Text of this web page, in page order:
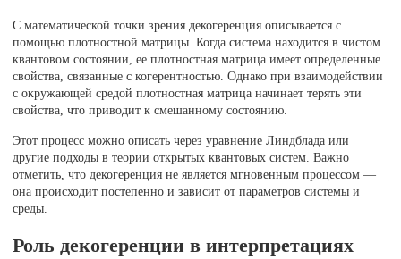
С математической точки зрения декогеренция описывается с
помощью плотностной матрицы. Когда система находится в чистом
квантовом состоянии, ее плотностная матрица имеет определенные
свойства, связанные с когерентностью. Однако при взаимодействии
с окружающей средой плотностная матрица начинает терять эти
свойства, что приводит к смешанному состоянию.
Этот процесс можно описать через уравнение Линдблада или
другие подходы в теории открытых квантовых систем. Важно
отметить, что декогеренция не является мгновенным процессом —
она происходит постепенно и зависит от параметров системы и
среды.
Роль декогеренции в интерпретациях